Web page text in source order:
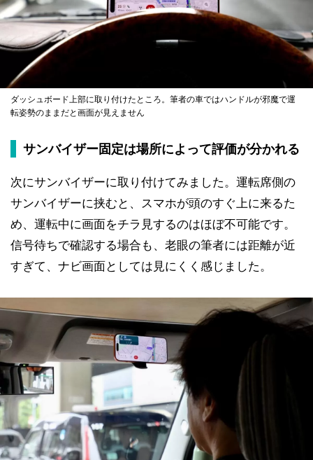
ダッシュボード上部に取り付けたところ。筆者の車ではハンドルが邪魔で運
転姿勢のままだと画面が見えません
サンバイザー固定は場所によって評価が分かれる
次にサンバイザーに取り付けてみました。運転席側の
サンバイザーに挟むと、スマホが頭のすぐ上に来るた
め、運転中に画面をチラ見するのはほぼ不可能です。
信号待ちで確認する場合も、老眼の筆者には距離が近
すぎて、ナビ画面としては見にくく感じました。